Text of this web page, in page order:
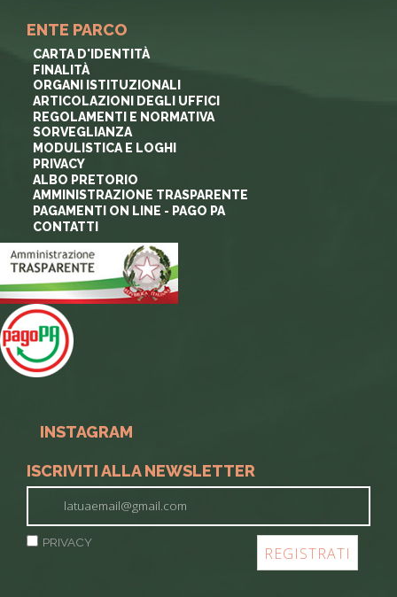
ENTE PARCO
CARTA D'IDENTITÀ
FINALITÀ
ORGANI ISTITUZIONALI
ARTICOLAZIONI DEGLI UFFICI
REGOLAMENTI E NORMATIVA
SORVEGLIANZA
MODULISTICA E LOGHI
PRIVACY
ALBO PRETORIO
AMMINISTRAZIONE TRASPARENTE
PAGAMENTI ON LINE - PAGO PA
CONTATTI
INSTAGRAM
ISCRIVITI ALLA NEWSLETTER
PRIVACY